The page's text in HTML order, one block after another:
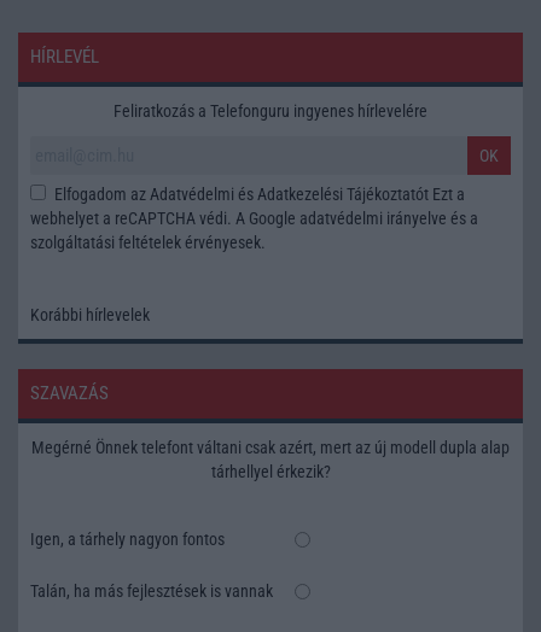
HÍRLEVÉL
Feliratkozás a Telefonguru ingyenes hírlevelére
OK
Elfogadom az Adatvédelmi és Adatkezelési Tájékoztatót Ezt a
webhelyet a reCAPTCHA védi. A Google adatvédelmi irányelve és a
szolgáltatási feltételek érvényesek.
Korábbi hírlevelek
SZAVAZÁS
Megérné Önnek telefont váltani csak azért, mert az új modell dupla alap
tárhellyel érkezik?
Igen, a tárhely nagyon fontos
Talán, ha más fejlesztések is vannak